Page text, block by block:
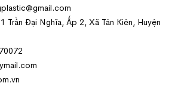
Trần Đại Nghĩa, Ấp 2, Xã Tân Kiên, Huyện